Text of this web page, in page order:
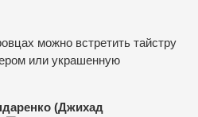
можно встретить тайстру
или украшенную
(Джихад